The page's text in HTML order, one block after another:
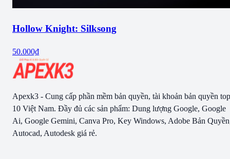
Hollow Knight: Silksong
50.000₫
Apexk3 - Cung cấp phần mềm bản quyền, tài khoản bản quyền top
10 Việt Nam. Đầy đủ các sản phẩm: Dung lượng Google, Google
Ai, Google Gemini, Canva Pro, Key Windows, Adobe Bản
Autocad, Autodesk giá rẻ.